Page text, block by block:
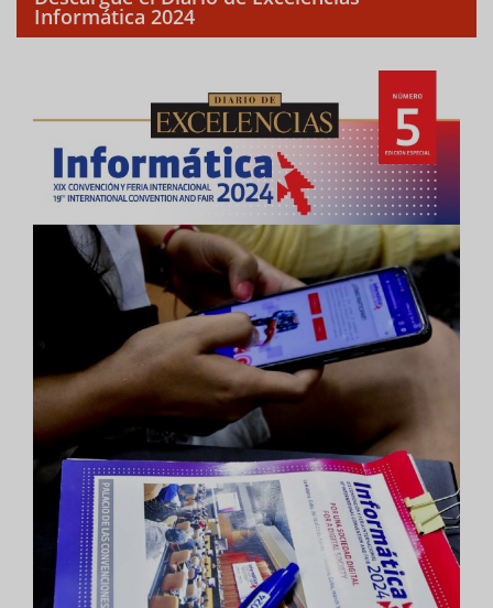
Informática 2024